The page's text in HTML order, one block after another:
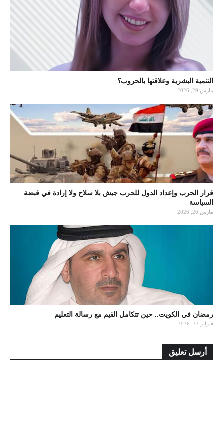
التنمية البشرية وعلاقتها بالحروب؟
مارس 29, 2026
قرار الحرب وإعداد الدول للحرب جيش بلا سلاح ولا إرادة في قبضة
السياسة
مارس 26, 2026
رمضان في الكويت.. حين تتكامل القيم مع رسالة التعليم
فبراير 23, 2026
أرسل تعليق